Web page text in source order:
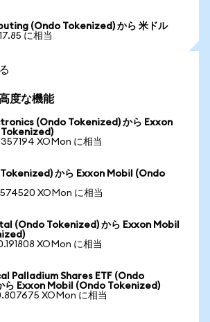
(Ondo Tokenized) から 米ドル
に相当
度な機能
(Ondo Tokenized) から Exxon
XOMon に相当
から Exxon Mobil (Ondo
XOMon に相当
(Ondo Tokenized) から Exxon Mobil
XOMon に相当
Palladium Shares ETF (Ondo
ら Exxon Mobil (Ondo Tokenized)
XOMon に相当